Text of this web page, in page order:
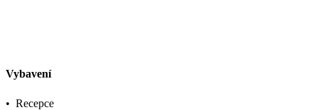
Vybavení
• Recepce